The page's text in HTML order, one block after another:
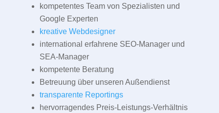
kompetentes Team von Spezialisten und
Google Experten
kreative Webdesigner
international erfahrene SEO-Manager und
SEA-Manager
kompetente Beratung
Betreuung über unseren Außendienst
transparente Reportings
hervorragendes Preis-Leistungs-Verhältnis